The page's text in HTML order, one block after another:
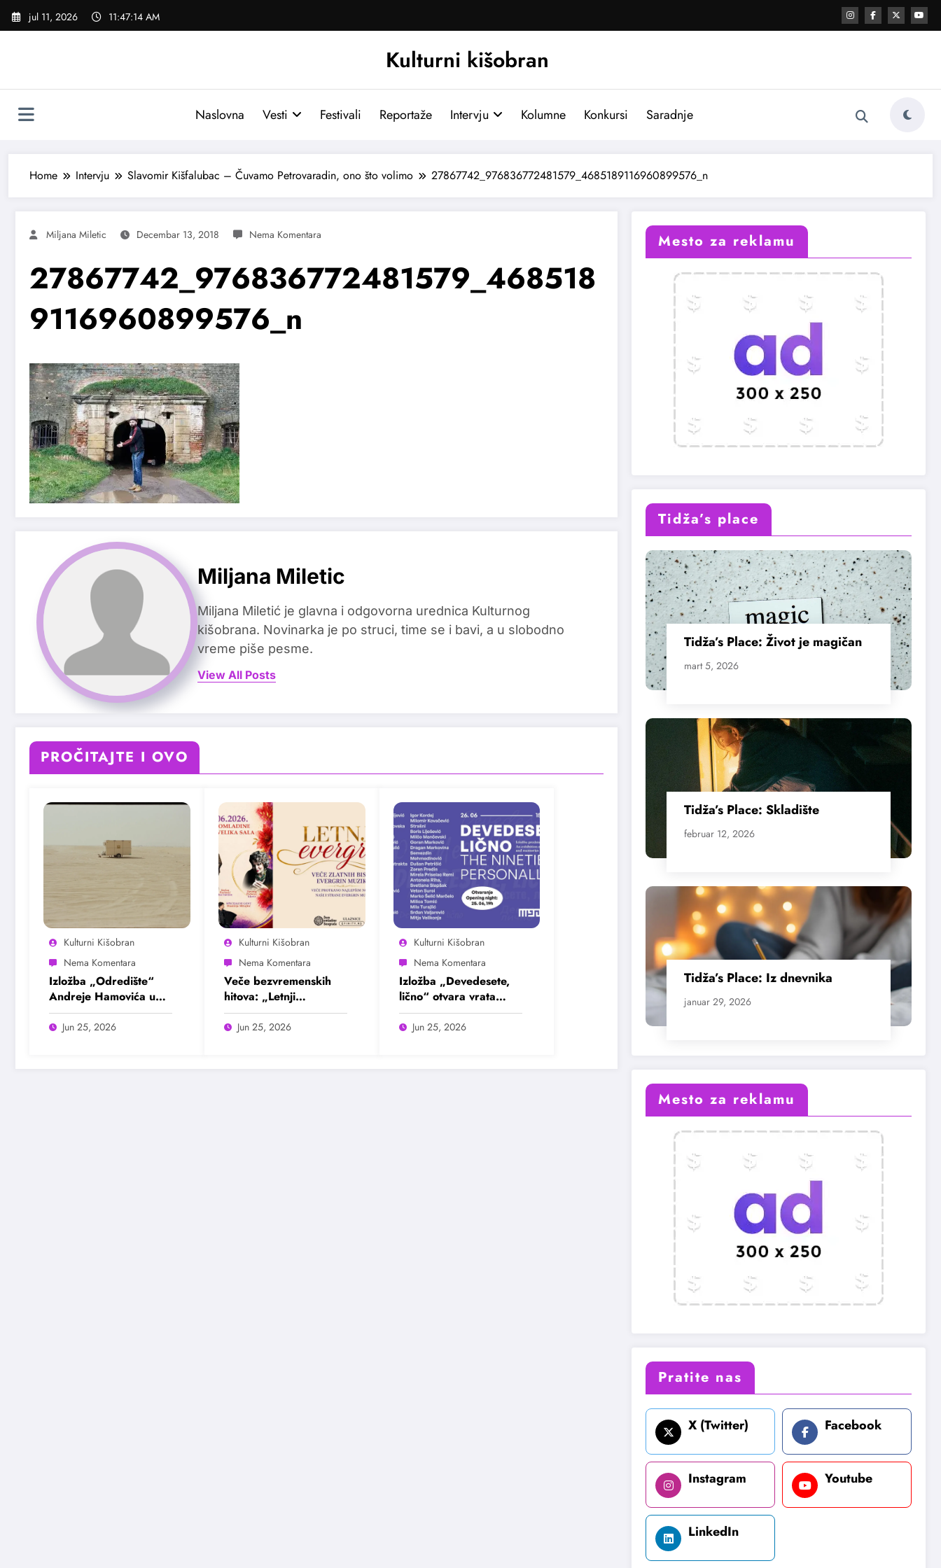
Skoči
jul 11, 2026 11:47:14 AM
Kulturni kišobran
Naslovna Vesti Festivali Reportaže Intervju Kolumne Konkursi Saradnje
Home Intervju Slavomir Kišfalubac – Čuvamo Petrovaradin, ono što volimo 27867742_976836772481579_4685189116960899576_n
Miljana Miletic Decembar 13, 2018
27867742_976836772481579_468518
9116960899576_n
Miljana Miletic
Miljana Miletić je glavna i odgovorna urednica Kulturnog
kišobrana. Novinarka je po struci, time se i bavi, a u slobodno
vreme piše pesme.
View All Posts
PROČITAJTE I OVO
Kulturni Kišobran
Izložba „Odredište“
Andreje Hamovića u
Bioskopu Balkan
Jun 25, 2026
Kulturni Kišobran
Veče bezvremenskih
hitova: „Letnji
evergrin“ u Domu
omladine Beograda
Jun 25, 2026
Kulturni Kišobran
Izložba „Devedesete,
lično“ otvara vrata
intimnim pričama jedne
burne decenije
Jun 25, 2026
Mesto za reklamu
Tidža’s place
Tidža’s Place: Život je magičan
mart 5, 2026
Tidža’s Place: Skladište
februar 12, 2026
Tidža’s Place: Iz dnevnika
januar 29, 2026
Mesto za reklamu
Pratite nas
X (Twitter) Facebook
Instagram Youtube
LinkedIn